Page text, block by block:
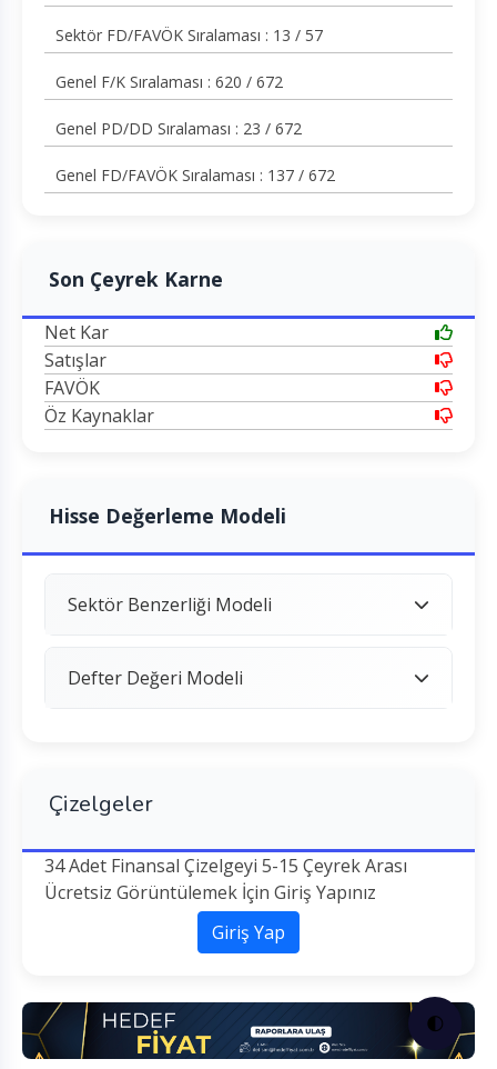
🌓
Sektör FD/FAVÖK Sıralaması : 13 / 57
Genel F/K Sıralaması : 620 / 672
Genel PD/DD Sıralaması : 23 / 672
Genel FD/FAVÖK Sıralaması : 137 / 672
Son Çeyrek Karne
Net Kar
Satışlar
FAVÖK
Öz Kaynaklar
Hisse Değerleme Modeli
Sektör Benzerliği Modeli
Defter Değeri Modeli
Çizelgeler
34 Adet Finansal Çizelgeyi 5-15 Çeyrek Arası
Ücretsiz Görüntülemek İçin Giriş Yapınız
Giriş Yap